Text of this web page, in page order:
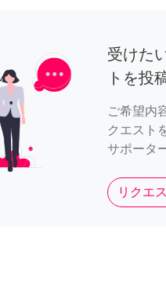
受けた
トを投
ご希望内
クエスト
サポータ
リクエ